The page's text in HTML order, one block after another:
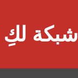
شبكة لكِ